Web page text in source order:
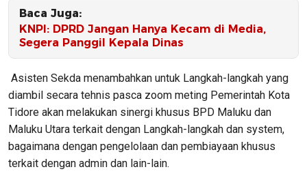
Baca Juga:
KNPI: DPRD Jangan Hanya Kecam di Media,
Segera Panggil Kepala Dinas
Asisten Sekda menambahkan untuk Langkah-langkah yang
diambil secara tehnis pasca zoom meting Pemerintah Kota
Tidore akan melakukan sinergi khusus BPD Maluku dan
Maluku Utara terkait dengan Langkah-langkah dan system,
bagaimana dengan pengelolaan dan pembiayaan khusus
terkait dengan admin dan lain-lain.